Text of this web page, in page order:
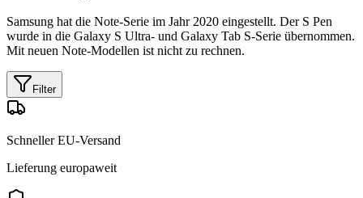
Samsung hat die Note-Serie im Jahr 2020 eingestellt. Der S Pen
wurde in die Galaxy S Ultra- und Galaxy Tab S-Serie übernommen.
Mit neuen Note-Modellen ist nicht zu rechnen.
Filter
Schneller EU-Versand
Lieferung europaweit